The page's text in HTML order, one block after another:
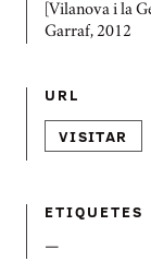
[Vilanova i la
Garraf, 2012
URL
VISITAR
ETIQUETES
—